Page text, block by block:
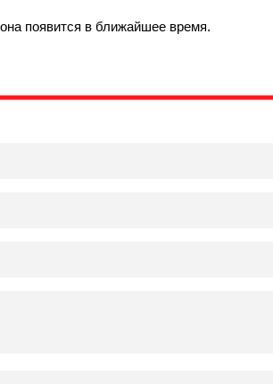
появится в ближайшее время.